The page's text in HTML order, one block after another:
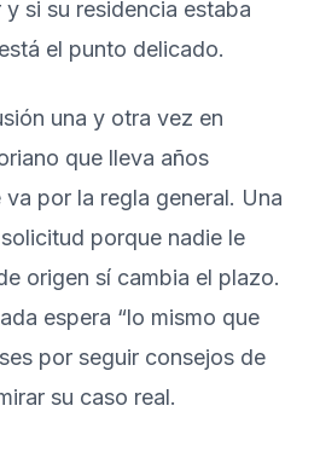
si su residencia estaba
el punto delicado.
una y otra vez en
que lleva años
por la regla general. Una
porque nadie le
origen sí cambia el plazo.
espera “lo mismo que
por seguir consejos de
su caso real.